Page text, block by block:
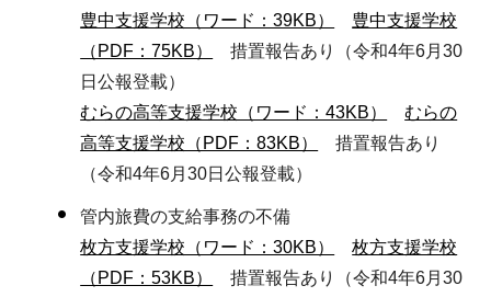
豊中支援学校（ワード：39KB）
豊中支援学校
（PDF：75KB）
措置報告あり（令和4年6月30
日公報登載）
むらの高等支援学校（ワード：43KB）
むらの
高等支援学校（PDF：83KB）
措置報告あり
（令和4年6月30日公報登載）
管内旅費の支給事務の不備
枚方支援学校（ワード：30KB）
枚方支援学校
（PDF：53KB）
措置報告あり（令和4年6月30